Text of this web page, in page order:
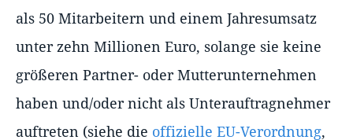
als 50 Mitarbeitern und einem Jahresumsatz
unter zehn Millionen Euro, solange sie keine
größeren Partner- oder Mutterunternehmen
haben und/oder nicht als Unterauftragnehmer
auftreten (siehe die offizielle EU-Verordnung,